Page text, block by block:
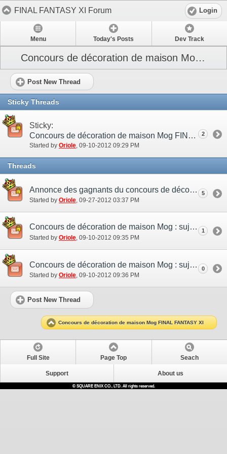
FINAL FANTASY XI Forum Login
Menu Today's Posts Dev Track
Concours de décoration de maison Mog FINAL FANTASY XI
Post New Thread
Sticky Threads
Sticky:
Concours de décoration de maison Mog FINAL FANTASY XI
Started by Oriole‎, 09-10-2012 09:29 PM
2
Threads
Annonce des gagnants du concours de décoration de maison Mog
Started by Oriole ‎, 09-27-2012 03:37 PM
5
Concours de décoration de maison Mog : sujet de participation
Started by Oriole‎, 09-10-2012 09:35 PM
1
Concours de décoration de maison Mog : sujet de discussion / test
Started by Oriole‎, 09-10-2012 09:36 PM
0
Post New Thread
Concours de décoration de maison Mog FINAL FANTASY XI
Full Site Page Top Seach
Support About us
© SQUARE ENIX CO., LTD. All rights reserved.